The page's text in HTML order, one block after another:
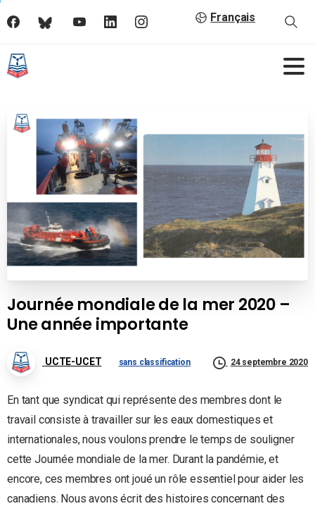
Français
Journée mondiale de la mer 2020 –
Une année importante
UCTE-UCET sans classification 24 septembre 2020
En tant que syndicat qui représente des membres dont le
travail consiste à travailler sur les eaux domestiques et
internationales, nous voulons prendre le temps de souligner
cette Journée mondiale de la mer. Durant la pandémie, et
encore, ces membres ont joué un rôle essentiel pour aider les
canadiens. Nous avons écrit des histoires concernant des